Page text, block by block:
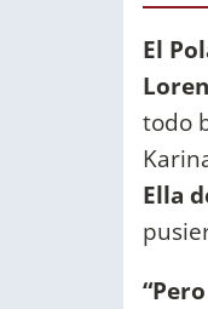
El
todo
Ella